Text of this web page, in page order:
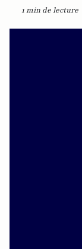
1 min de lecture